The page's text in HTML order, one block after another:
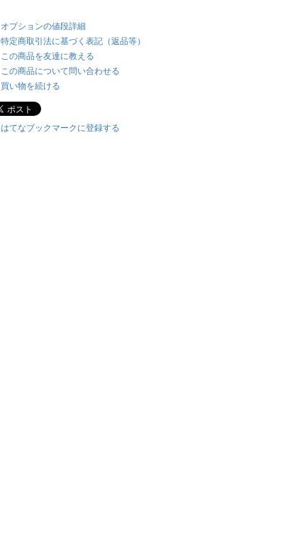
オプションの値段詳細
特定商取引法に基づく表記（返品等）
この商品を友達に教える
この商品について問い合わせる
買い物を続ける
はてなブックマークに登録する